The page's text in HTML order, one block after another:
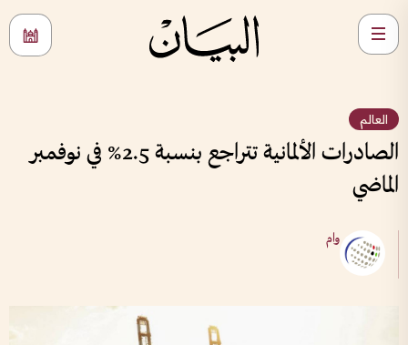
العالم
الصادرات الألمانية تتراجع بنسبة 2.5% في نوفمبر
الماضي
وام